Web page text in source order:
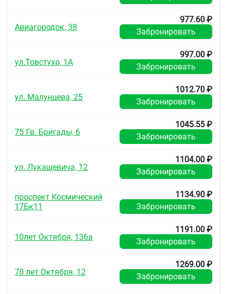
Авиагородок, 38
977.60 ₽
Забронировать
ул.Товстухо, 1А
997.00 ₽
Забронировать
ул. Малунцева, 25
1012.70 ₽
Забронировать
75 Гв. Бригады, 6
1045.55 ₽
Забронировать
ул. Лукашевича, 12
1104.00 ₽
Забронировать
проспект Космический
17Бк11
1134.90 ₽
Забронировать
10лет Октября, 136а
1191.00 ₽
Забронировать
70 лет Октября, 12
1269.00 ₽
Забронировать